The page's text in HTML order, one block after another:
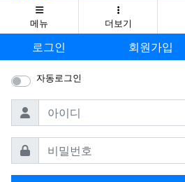
메뉴 더보기
로그인 회원가입
자동로그인
아이디
비밀번호